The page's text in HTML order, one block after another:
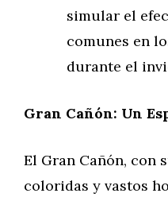
simular el
comunes en
durante el
Gran Cañón: Un
El Gran Cañón, con
coloridas y vastos